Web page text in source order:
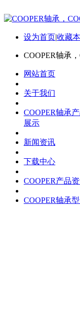
设为首页|收藏
COOPER轴承
网站首页
关于我们
COOPER轴承
展示
新闻资讯
下载中心
COOPER产品
COOPER轴承